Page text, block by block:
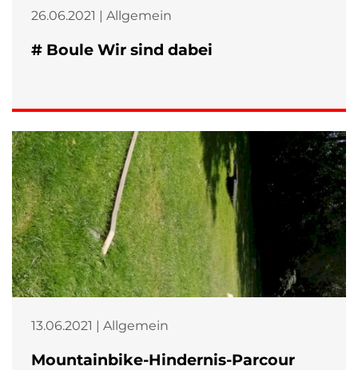
26.06.2021 | Allgemein
# Boule Wir sind dabei
13.06.2021 | Allgemein
Mountainbike-Hindernis-Parcour